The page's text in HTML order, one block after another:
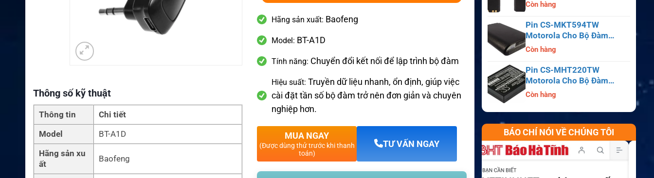
Thông số kỹ thuật
Thông tin
Chi tiết
Model
BT-A1D
Hãng sản xu
ất
Baofeng
Hãng sản xuất: Baofeng
Model: BT-A1D
Tính năng: Chuyển đổi kết nối để lập trình bộ đàm
Hiệu suất: Truyền dữ liệu nhanh, ổn định, giúp việc
cài đặt tần số bộ đàm trở nên đơn giản và chuyên
nghiệp hơn.
MUA NGAY
(Được dùng thử trước khi thanh
toán)
TƯ VẤN NGAY
APX8000, SRX2200
Còn hàng
Pin CS-MKT594TW
Motorola Cho Bộ Đàm
Astro Saber, MX1000,
Còn hàng
Pin CS-MHT220TW
Motorola Cho Bộ Đàm
MT700, HT210, HT220,
Còn hàng
BÁO CHÍ NÓI VỀ CHÚNG TÔI